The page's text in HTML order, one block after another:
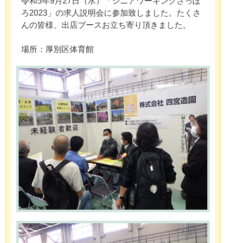
ろ2023」の求人説明会に参加致しました。たくさ
んの皆様、出店ブースお立ち寄り頂きました。
場所：厚別区体育館